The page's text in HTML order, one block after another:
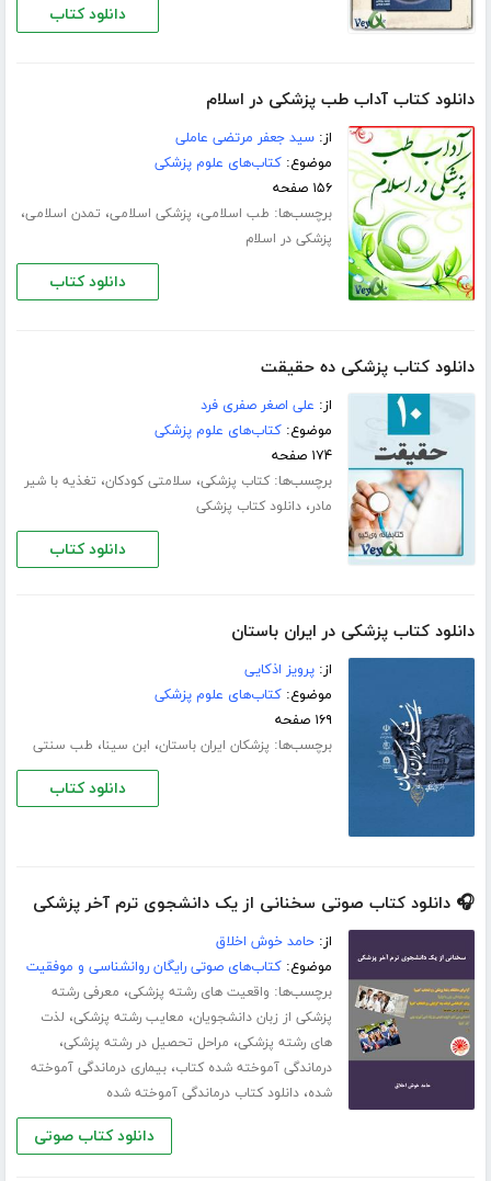
دانلود کتاب
دانلود کتاب آداب طب پزشکی در اسلام
از:سید جعفر مرتضی عاملی
موضوع:کتاب‌های علوم پزشکی
۱۵۶ صفحه
برچسب‌ها: طب اسلامی، پزشکی اسلامی، تمدن اسلامی،
پزشکی در اسلام
دانلود کتاب
دانلود کتاب پزشکی ده حقیقت
از: علی اصغر صفری فرد
موضوع:کتاب‌های علوم پزشکی
۱۷۴ صفحه
برچسب‌ها:کتاب پزشکی، سلامتی کودکان، تغذیه با شیر
مادر،دانلود کتاب پزشکی
دانلود کتاب
دانلود کتاب پزشکی در ایران باستان
از:پرویز اذکایی
موضوع:کتاب‌های علوم پزشکی
۱۶۹ صفحه
برچسب‌ها: پزشکان ایران باستان، ابن سینا، طب سنتی
دانلود کتاب
🎧 دانلود کتاب صوتی سخنانی از یک دانشجوی ترم آخر پزشکی
از:حامد خوش اخلاق
موضوع:کتاب‌های صوتی رایگان روانشناسی و موفقیت
برچسب‌ها: واقعیت های رشته پزشکی، معرفی رشته
پزشکی از زبان دانشجویان، معایب رشته پزشکی، لذت
های رشته پزشکی، مراحل تحصیل در رشته پزشکی،
درماندگی آموخته شده کتاب،بیماری درماندگی آموخته
شده،دانلود کتاب درماندگی آموخته شده
دانلود کتاب صوتی